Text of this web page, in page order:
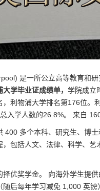
是一所公立高等教育和研
学毕业证成绩单， 学院成立
利物浦大学排名第176位
入学人数的26.8%。 来自
400 多个本科、研究生、博
包括人文、法律、科学、
择优奖学金。 向海外学生提
后每年学习减免 1,000 英